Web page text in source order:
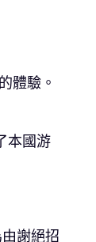
體驗。
本國游
謝絕招